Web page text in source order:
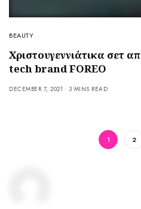
BEAUTY
Χριστουγεννιάτικα σετ
tech brand FOREO
DECEMBER 7, 2021 3 MINS READ
1 2